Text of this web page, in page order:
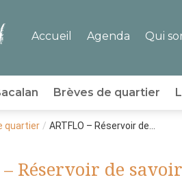
Accueil Agenda Qui
Brèves de quartier
quartier / ARTFLO – Réservoir de...
– Réservoir de